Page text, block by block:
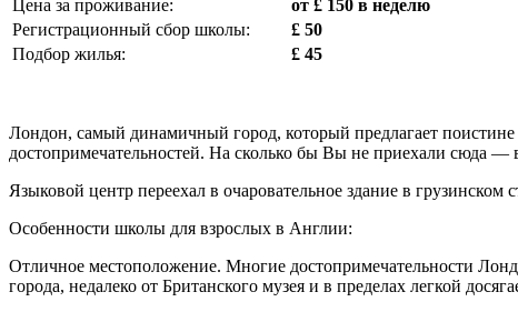
Цена за проживание:
от £ 150 в неделю
Регистрационный сбор школы:
£ 50
Подбор жилья:
£ 45
Лондон, самый динамичный город, который предлагает
достопримечательностей. На сколько бы Вы не приехали сюда —
Языковой центр переехал в очаровательное здание в
Особенности школы для взрослых в Англии:
Отличное местоположение. Многие достопримечательности
города, недалеко от Британского музея и в пределах легкой